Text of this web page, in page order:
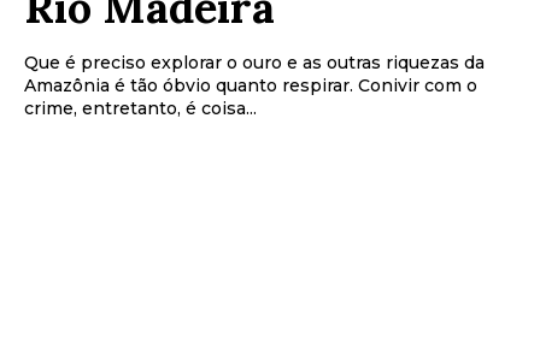
Que é preciso explorar o ouro e as outras riquezas da
Amazônia é tão óbvio quanto respirar. Conivir com o
crime, entretanto, é coisa...